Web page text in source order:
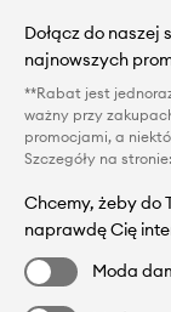
Dołącz do
najnowszych
**Rabat jest
ważny przy
promocjami, a
Szczegóły na stronie:
Chcemy, żeby do
naprawdę Cię
Moda